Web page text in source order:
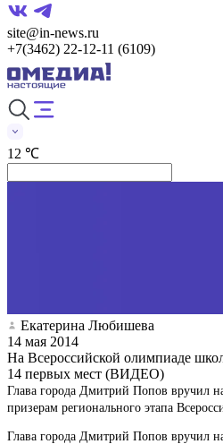
site@in-news.ru
+7(3462) 22-12-11 (6109)
12 ℃
Екатерина Любишева
14 мая 2014
На Всероссийской олимпиаде
14 первых мест (ВИДЕО)
Глава города Дмитрий Попов вручил
призерам регионального этапа
Глава города Дмитрий Попов вручил